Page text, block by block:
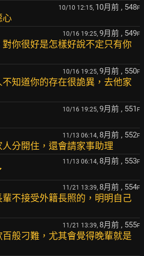
10/10 12:15, 10月前 , 548F
心
10/16 19:25, 9月前 , 549F
你很好是怎樣好說不定只有你
10/16 19:25, 9月前 , 550F
不知道你的存在很詭異，去他家
10/16 19:25, 9月前 , 551 F
11/13 06:14, 8月前 , 552F
分開住，還會請家事助理
11/13 06:14, 8月前 , 553F
11/21 13:39, 8月前 , 554F
不接受外籍長照的，明明自己
11/21 13:39, 8月前 , 555F
般刁難，尤其會覺得晚輩就是